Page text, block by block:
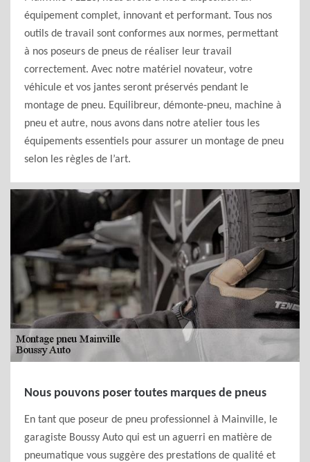
équipement complet, innovant et performant. Tous nos
outils de travail sont conformes aux normes, permettant
à nos poseurs de pneus de réaliser leur travail
correctement. Avec notre matériel novateur, votre
véhicule et vos jantes seront préservés pendant le
montage de pneu. Equilibreur, démonte-pneu, machine à
pneu et autre, nous avons dans notre atelier tous les
équipements essentiels pour assurer un montage de pneu
selon les règles de l’art.
Nous pouvons poser toutes marques de pneus
En tant que poseur de pneu professionnel à Mainville, le
garagiste Boussy Auto qui est un aguerri en matière de
pneumatique vous suggère des prestations de qualité et